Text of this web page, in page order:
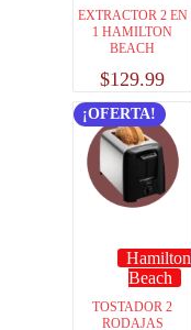
EXTRACTOR 2 EN
1 HAMILTON
BEACH
$129.99
¡OFERTA!
Hamilton
Beach
TOSTADOR 2
RODAJAS